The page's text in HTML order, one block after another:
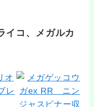
イコ、メガルカ